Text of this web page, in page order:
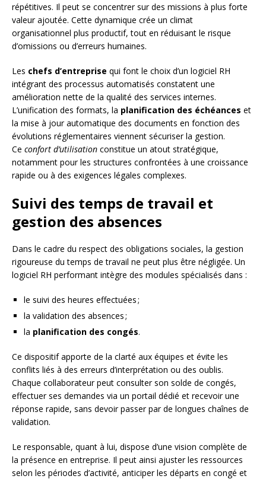
répétitives. Il peut se concentrer sur des missions à plus forte
valeur ajoutée. Cette dynamique crée un climat
organisationnel plus productif, tout en réduisant le risque
d’omissions ou d’erreurs humaines.
Les chefs d’entreprise qui font le choix d’un logiciel RH
intégrant des processus automatisés constatent une
amélioration nette de la qualité des services internes.
L’unification des formats, la planification des échéances et
la mise à jour automatique des documents en fonction des
évolutions réglementaires viennent sécuriser la gestion.
Ce confort d’utilisation constitue un atout stratégique,
notamment pour les structures confrontées à une croissance
rapide ou à des exigences légales complexes.
Suivi des temps de travail et
gestion des absences
Dans le cadre du respect des obligations sociales, la gestion
rigoureuse du temps de travail ne peut plus être négligée. Un
logiciel RH performant intègre des modules spécialisés dans :
le suivi des heures effectuées ;
la validation des absences ;
la planification des congés.
Ce dispositif apporte de la clarté aux équipes et évite les
conflits liés à des erreurs d’interprétation ou des oublis.
Chaque collaborateur peut consulter son solde de congés,
effectuer ses demandes via un portail dédié et recevoir une
réponse rapide, sans devoir passer par de longues chaînes de
validation.
Le responsable, quant à lui, dispose d’une vision complète de
la présence en entreprise. Il peut ainsi ajuster les ressources
selon les périodes d’activité, anticiper les départs en congé et